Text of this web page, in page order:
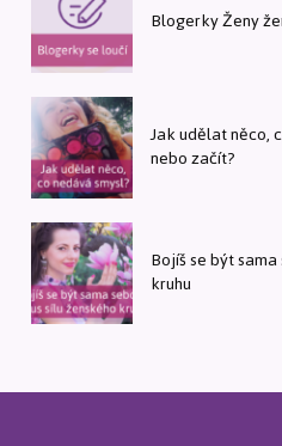
Blogerky Ženy
Jak udělat něco,
nebo začít?
Bojíš se být
kruhu